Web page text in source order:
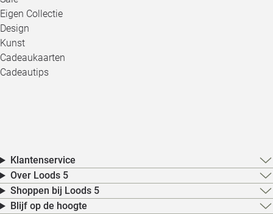
Eigen Collectie
Design
Kunst
Cadeaukaarten
Cadeautips
Klantenservice
Over Loods 5
Shoppen bij Loods 5
Blijf op de hoogte